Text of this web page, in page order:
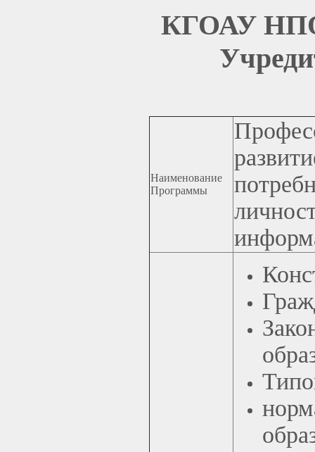
КГОАУ НПО
Наименование
Программы